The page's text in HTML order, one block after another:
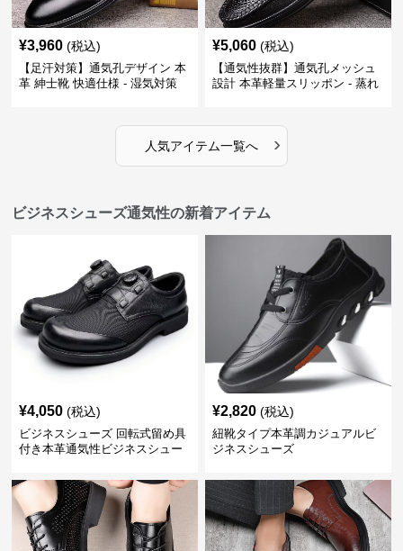
¥3,960 (税込)
【足汗対策】通気孔デザイン 本
革 紳士靴 快適仕様 - 湿気対策
¥5,060 (税込)
【通気性抜群】通気孔メッシュ
設計 本革軽量スリッポン - 蒸れ
人気アイテム一覧へ ›
ビジネスシューズ通気性の新着アイテム
¥4,050 (税込)
ビジネスシューズ 回転式留め具
付き本革通気性ビジネスシュー
¥2,820 (税込)
紐靴タイプ本革調カジュアルビ
ジネスシューズ